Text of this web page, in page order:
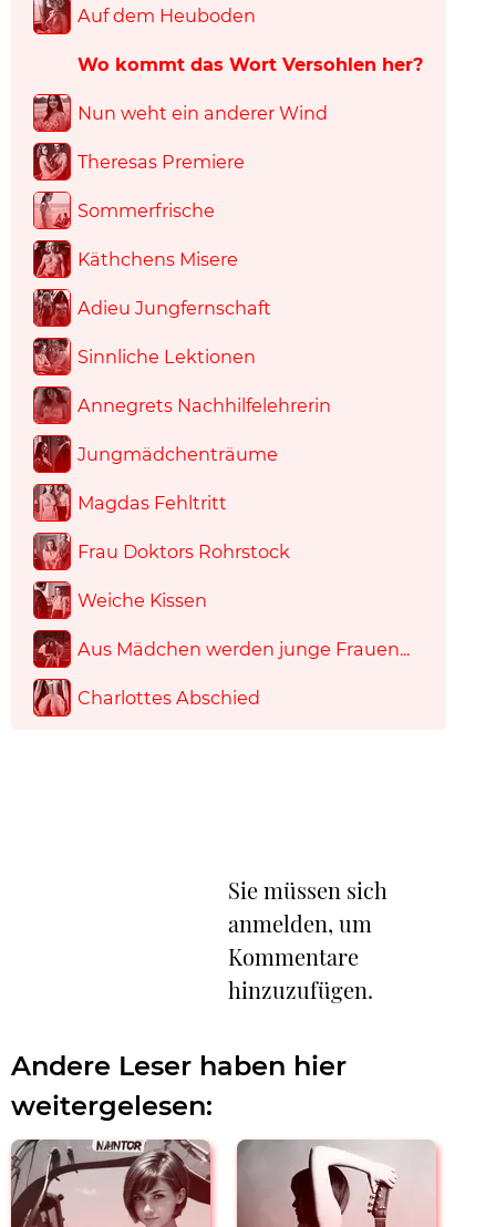
Auf dem Heuboden
Wo kommt das Wort Versohlen her?
Nun weht ein anderer Wind
Theresas Premiere
Sommerfrische
Käthchens Misere
Adieu Jungfernschaft
Sinnliche Lektionen
Annegrets Nachhilfelehrerin
Jungmädchenträume
Magdas Fehltritt
Frau Doktors Rohrstock
Weiche Kissen
Aus Mädchen werden junge Frauen...
Charlottes Abschied
Sie müssen sich
anmelden, um
Kommentare
hinzuzufügen.
Andere Leser haben hier
weitergelesen: